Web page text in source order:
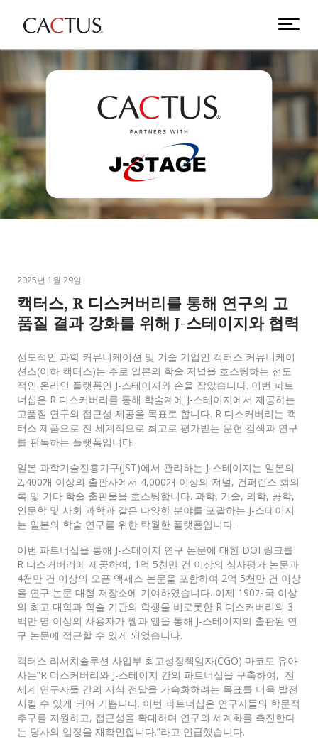
2025년 1월 29일
캑터스, R 디스커버리를 통해 연구의 고
품질 결과 강화를 위해 J-스테이지와 협력
선도적인 과학 커뮤니케이션 및 기술 기업인 캑터스 커뮤니케이
션스(이하 캑터스)는 주로 일본의 학술 저널을 호스팅하는 선도
적인 온라인 플랫폼인 J-스테이지와 손을 잡았습니다. 이번 파트
너십은 R 디스커버리를 통해 학술계에 J-스테이지에서 제공하는
고품질 연구의 접근성 제공을 목표로 합니다. R 디스커버리는 캑
터스 제품으로 전 세계적으로 최고로 평가받는 문헌 검색과 연구
를 판독하는 플랫폼입니다.
일본 과학기술진흥기구(JST)에서 관리하는 J-스테이지는 일본의
2,400개 이상의 출판사에서 4,000개 이상의 저널, 컨퍼런스 회의
록 및 기타 학술 출판물을 호스팅합니다. 과학, 기술, 의학, 공학,
인문학 및 사회 과학과 같은 다양한 분야를 포괄하는 J-스테이지
는 일본의 학술 연구를 위한 탁월한 플랫폼입니다.
이번 파트너십을 통해 J-스테이지 연구 논문에 대한 DOI 링크를
R 디스커버리에 제공하여, 1억 5천만 건 이상의 심사평가 논문과
4천만 건 이상의 오픈 액세스 논문을 포함하여 2억 5천만 건 이상
을 연구 논문 대형 저장소에 기여하였습니다. 이제 190개국 이상
의 최고 대학과 학술 기관의 학생을 비로롯한 R 디스커버리의 3
백만 명 이상의 사용자가 웹과 앱을 통해 J-스테이지의 출판된 연
구 논문에 접근할 수 있게 되었습니다.
캑터스 리서치솔루션 사업부 최고성장책임자(CGO) 마코토 유아
사는”R 디스커버리와 J-스테이지 간의 파트너십을 구축하여, 전
세계 연구자들 간의 지식 전달을 가속화하려는 목표를 더욱 발전
시킬 수 있게 되어 기쁩니다. 이번 파트너십은 연구자들의 학문적
추구를 지원하고, 접근성을 확대하며 연구의 세계화를 촉진한다
는 당사의 입장을 재확인합니다.”라고 언급했습니다.